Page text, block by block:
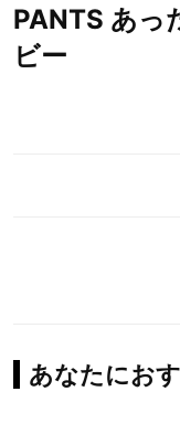
PANTS あっ
ビー
あなたにお